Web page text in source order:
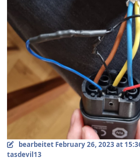
bearbeitet February 26, 2023 at
tasdevil13